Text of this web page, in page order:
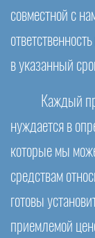
совместной с
в указанный
Каждый
нуждается в
которые мы
средствам
готовы
приемлемой